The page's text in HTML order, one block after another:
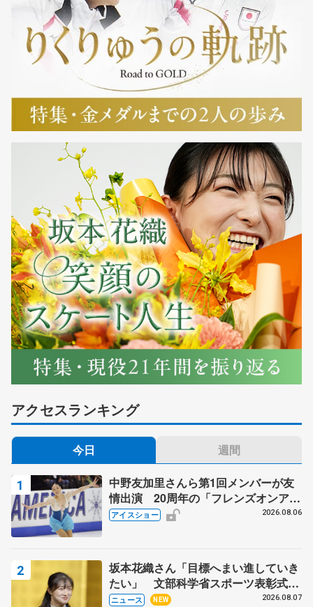
アクセスランキング
今日 週間
中野友加里さんら第1回メンバーが友
情出演 20周年の「フレンズオンアイ
ス」 宮本賢二さん、有川梨絵さん、
アイスショー 2026.08.06
坂本花織さん「目標へまい進していき
たい」 文部科学省スポーツ表彰式で
代表謝辞
ニュース NEW 2026.08.07